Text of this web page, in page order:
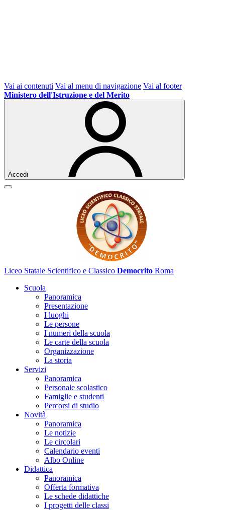
Vai ai contenuti Vai al menu di navigazione Vai al footer
Ministero dell'Istruzione e del Merito
Accedi
Liceo Statale Scientifico e Classico Democrito Roma
Scuola
Panoramica
Presentazione
I luoghi
Le persone
I numeri della scuola
Le carte della scuola
Organizzazione
La storia
Servizi
Panoramica
Personale scolastico
Famiglie e studenti
Percorsi di studio
Novità
Panoramica
Le notizie
Le circolari
Calendario eventi
Albo Online
Didattica
Panoramica
Offerta formativa
Le schede didattiche
I progetti delle classi